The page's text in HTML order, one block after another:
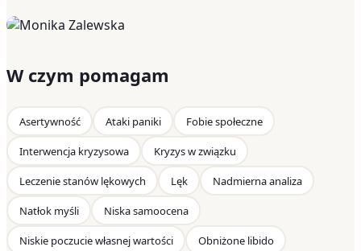
W czym pomagam
Asertywność Ataki paniki Fobie społeczne
Interwencja kryzysowa Kryzys w związku
Leczenie stanów lękowych Lęk Nadmierna analiza
Natłok myśli Niska samoocena
Niskie poczucie własnej wartości Obniżone libido